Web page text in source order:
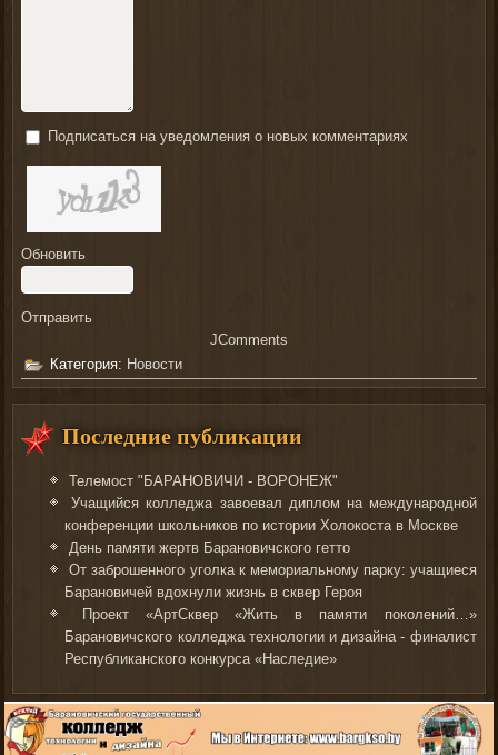
Подписаться на уведомления о новых комментариях
Обновить
Отправить
JComments
Категория: Новости
Последние публикации
Телемост "БАРАНОВИЧИ - ВОРОНЕЖ"
Учащийся колледжа завоевал диплом на международной
конференции школьников по истории Холокоста в Москве
День памяти жертв Барановичского гетто
От заброшенного уголка к мемориальному парку: учащиеся
Барановичей вдохнули жизнь в сквер Героя
Проект «АртСквер «Жить в памяти поколений…»
Барановичского колледжа технологии и дизайна - финалист
Республиканского конкурса «Наследие»